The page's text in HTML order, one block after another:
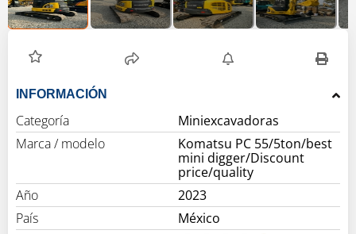
INFORMACIÓN
Categoría
Miniexcavadoras
Marca / modelo
Komatsu PC 55/5ton/best
mini digger/Discount
price/quality
Año
2023
País
México